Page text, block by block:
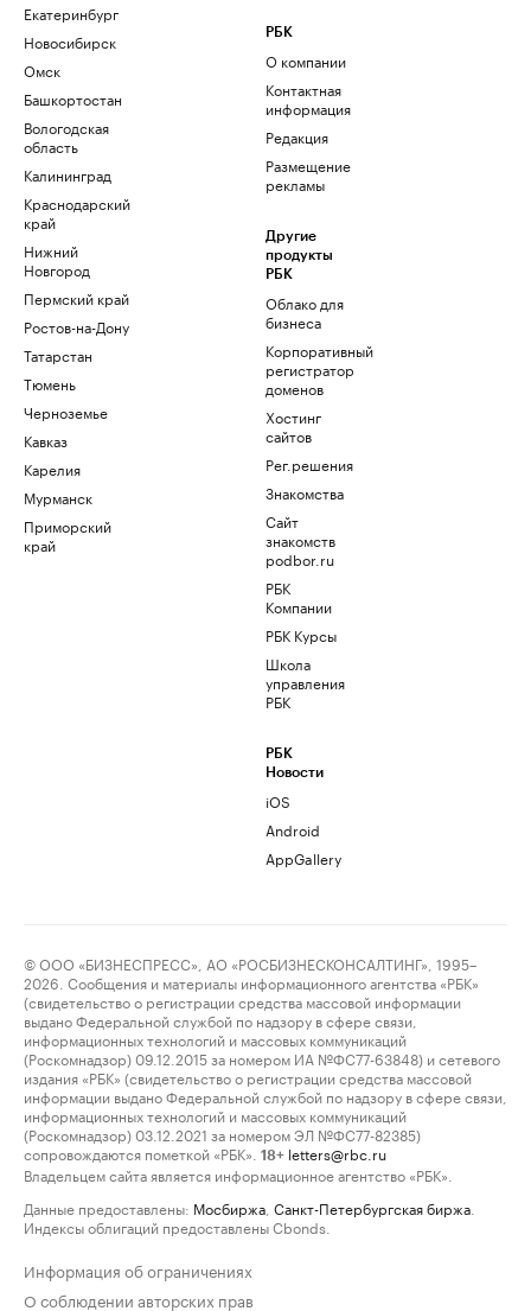
Екатеринбург
Новосибирск
Омск
Башкортостан
Вологодская
область
Калининград
Краснодарский
край
Нижний
Новгород
Пермский край
Ростов-на-Дону
Татарстан
Тюмень
Черноземье
Кавказ
Карелия
Мурманск
Приморский
край
РБК
О компании
Контактная
информация
Редакция
Размещение
рекламы
Другие
продукты
РБК
Облако для
бизнеса
Корпоративный
регистратор
доменов
Хостинг
сайтов
Рег.решения
Знакомства
Сайт
знакомств
podbor.ru
РБК
Компании
РБК Курсы
Школа
управления
РБК
РБК
Новости
iOS
Android
AppGallery
© ООО «БИЗНЕСПРЕСС», АО «РОСБИЗНЕСКОНСАЛТИНГ», 1995–
2026. Сообщения и материалы информационного агентства «РБК»
(свидетельство о регистрации средства массовой информации
выдано Федеральной службой по надзору в сфере связи,
информационных технологий и массовых коммуникаций
(Роскомнадзор) 09.12.2015 за номером ИА №ФС77-63848) и сетевого
издания «РБК» (свидетельство о регистрации средства массовой
информации выдано Федеральной службой по надзору в сфере связи,
информационных технологий и массовых коммуникаций
(Роскомнадзор) 03.12.2021 за номером ЭЛ №ФС77-82385)
сопровождаются пометкой «РБК».
18+ letters@rbc.ru
Владельцем сайта является информационное агентство «РБК».
Данные предоставлены: Мосбиржа Санкт-Петербургская биржа
Индексы облигаций предоставлены Cbonds.
Информация об ограничениях
О соблюдении авторских прав